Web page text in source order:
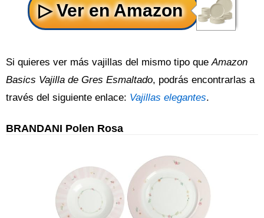
Si quieres ver más vajillas del mismo tipo que Amazon
Basics Vajilla de Gres Esmaltado, podrás encontrarlas a
través del siguiente enlace: Vajillas elegantes.
BRANDANI Polen Rosa